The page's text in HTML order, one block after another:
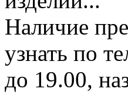
Наличие
узнать по
до 19.00,